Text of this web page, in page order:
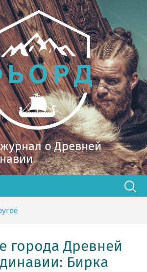
о Древней
города Древней
Бирка